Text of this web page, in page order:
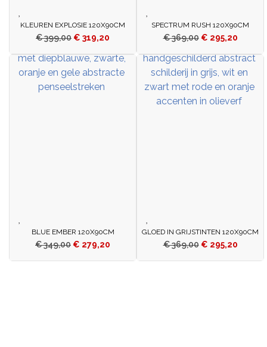
KLEUREN EXPLOSIE 120X90CM
€399,00 € 319,20
SPECTRUM RUSH 120X90CM
€369,00 € 295,20
BLUE EMBER 120X90CM
€349,00 € 279,20
GLOED IN GRIJSTINTEN 120X90CM
€369,00 € 295,20